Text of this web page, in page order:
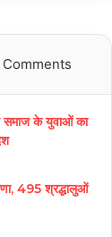
Comments
समाज के युवाओं का
495 श्रद्धालुओं